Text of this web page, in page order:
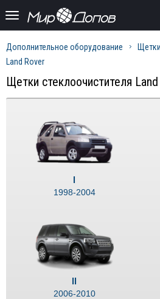
Дополнительное оборудование
Land Rover
Щетки стеклоочистителя
I
1998-2004
II
2006-2010